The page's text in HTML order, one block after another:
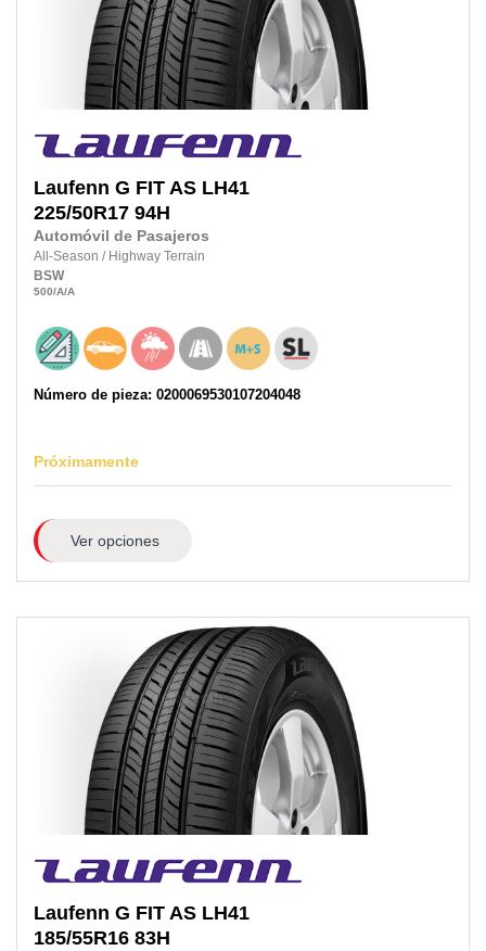
Laufenn G FIT AS LH41
225/50R17 94H
Automóvil de Pasajeros
All-Season / Highway Terrain
BSW
500/A/A
Número de pieza: 0200069530107204048
Próximamente
Ver opciones
Laufenn G FIT AS LH41
185/55R16 83H